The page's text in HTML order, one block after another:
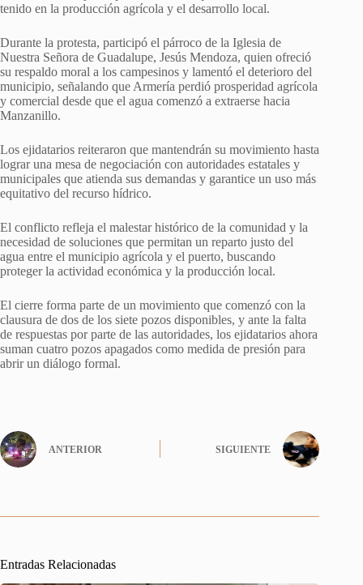
tenido en la producción agrícola y el desarrollo local.
Durante la protesta, participó el párroco de la Iglesia de
Nuestra Señora de Guadalupe, Jesús Mendoza, quien ofreció
su respaldo moral a los campesinos y lamentó el deterioro del
municipio, señalando que Armería perdió prosperidad agrícola
y comercial desde que el agua comenzó a extraerse hacia
Manzanillo.
Los ejidatarios reiteraron que mantendrán su movimiento hasta
lograr una mesa de negociación con autoridades estatales y
municipales que atienda sus demandas y garantice un uso más
equitativo del recurso hídrico.
El conflicto refleja el malestar histórico de la comunidad y la
necesidad de soluciones que permitan un reparto justo del
agua entre el municipio agrícola y el puerto, buscando
proteger la actividad económica y la producción local.
El cierre forma parte de un movimiento que comenzó con la
clausura de dos de los siete pozos disponibles, y ante la falta
de respuestas por parte de las autoridades, los ejidatarios ahora
suman cuatro pozos apagados como medida de presión para
abrir un diálogo formal.
ANTERIOR SIGUIENTE
Entradas Relacionadas